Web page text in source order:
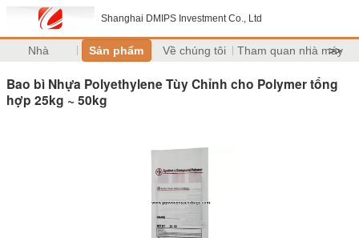
Shanghai DMIPS Investment Co., Ltd
Nhà Sản phẩm Về chúng tôi Tham quan nhà máy
>>
Bao bì Nhựa Polyethylene Tùy Chỉnh cho Polymer tổng
hợp 25kg ~ 50kg